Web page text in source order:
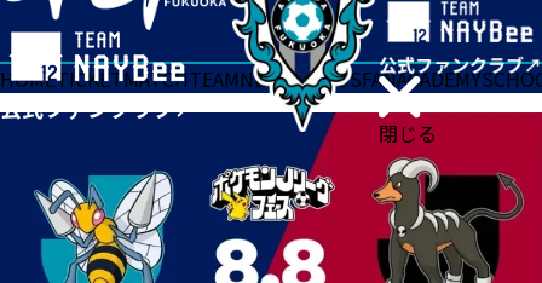
閉じる
HOMETICKETMATCHTEAMNEWSGOODSFANACADEMY